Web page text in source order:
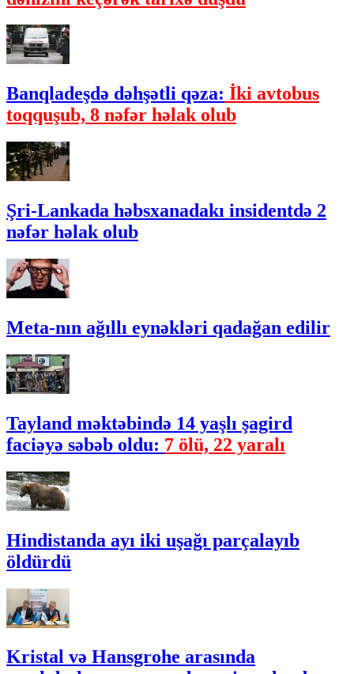
Banqladeşdə dəhşətli qəza: İki avtobus
toqquşub, 8 nəfər həlak olub
Şri-Lankada həbsxanadakı insidentdə 2
nəfər həlak olub
Meta-nın ağıllı eynəkləri qadağan edilir
Tayland məktəbində 14 yaşlı şagird
faciəyə səbəb oldu: 7 ölü, 22 yaralı
Hindistanda ayı iki uşağı parçalayıb
öldürdü
Kristal və Hansgrohe arasında